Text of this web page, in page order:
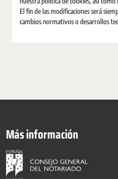
El fin de las modificaciones será
cambios normativos o desarrollos
Más información